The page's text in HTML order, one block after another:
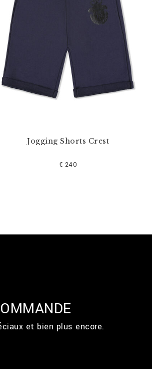
Jogging Shorts Crest
€ 240
et bien plus encore.